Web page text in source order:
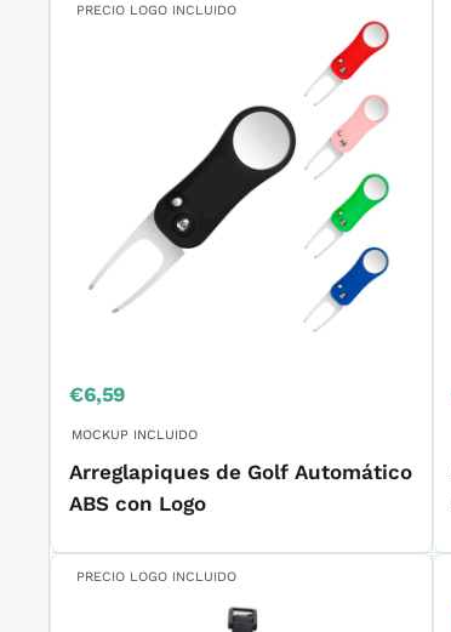
Precio
venta
€6,59
MOCKUP INCLUIDO
Arreglapiques de Golf Automático
ABS con Logo
PRECIO LOGO INCLUIDO
PRECIO LOGO INCLUIDO